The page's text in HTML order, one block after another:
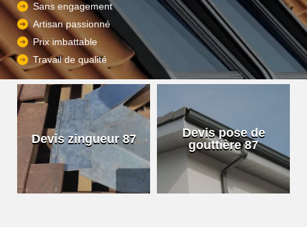
Sans engagement
Artisan passionné
Prix imbattable
Travail de qualité
Devis zingueur 87
Devis pose de
gouttière 87